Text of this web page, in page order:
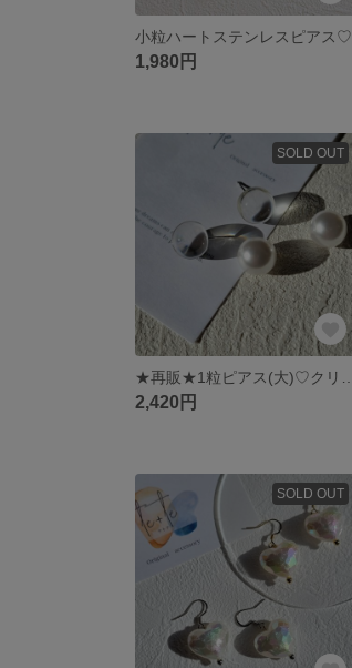
小粒ハートステンレスピアス♡
1,980円
SOLD OUT
2,420円
SOLD OUT